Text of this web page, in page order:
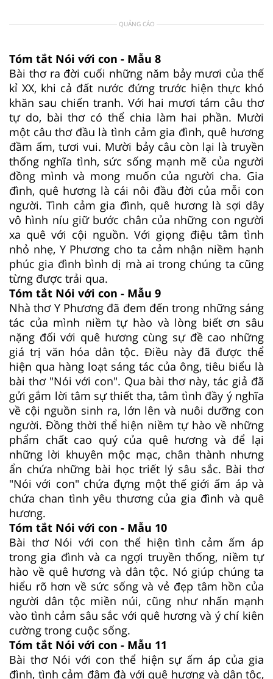
QUẢNG CÁO
Tóm tắt Nói với con - Mẫu 8
Bài thơ ra đời cuối những năm bảy mươi của thế
kỉ XX, khi cả đất nước đứng trước hiện thực khó
khăn sau chiến tranh. Với hai mươi tám câu thơ
tự do, bài thơ có thể chia làm hai phần. Mười
một câu thơ đầu là tình cảm gia đình, quê hương
đầm ấm, tươi vui. Mười bảy câu còn lại là truyền
thống nghĩa tình, sức sống mạnh mẽ của người
đồng mình và mong muốn của người cha. Gia
đình, quê hương là cái nôi đầu đời của mỗi con
người. Tình cảm gia đình, quê hương là sợi dây
vô hình níu giữ bước chân của những con người
xa quê với cội nguồn. Với giọng điệu tâm tình
nhỏ nhẹ, Y Phương cho ta cảm nhận niềm hạnh
phúc gia đình bình dị mà ai trong chúng ta cũng
từng được trải qua.
Tóm tắt Nói với con - Mẫu 9
Nhà thơ Y Phương đã đem đến trong những sáng
tác của mình niềm tự hào và lòng biết ơn sâu
nặng đối với quê hương cùng sự đề cao những
giá trị văn hóa dân tộc. Điều này đã được thể
hiện qua hàng loạt sáng tác của ông, tiêu biểu là
bài thơ "Nói với con". Qua bài thơ này, tác giả đã
gửi gắm lời tâm sự thiết tha, tâm tình đầy ý nghĩa
về cội nguồn sinh ra, lớn lên và nuôi dưỡng con
người. Đồng thời thể hiện niềm tự hào về những
phẩm chất cao quý của quê hương và để lại
những lời khuyên mộc mạc, chân thành nhưng
ẩn chứa những bài học triết lý sâu sắc. Bài thơ
"Nói với con" chứa đựng một thế giới ấm áp và
chứa chan tình yêu thương của gia đình và quê
hương.
Tóm tắt Nói với con - Mẫu 10
Bài thơ Nói với con thể hiện tình cảm ấm áp
trong gia đình và ca ngợi truyền thống, niềm tự
hào về quê hương và dân tộc. Nó giúp chúng ta
hiểu rõ hơn về sức sống và vẻ đẹp tâm hồn của
người dân tộc miền núi, cũng như nhấn mạnh
vào tình cảm sâu sắc với quê hương và ý chí kiên
cường trong cuộc sống.
Tóm tắt Nói với con - Mẫu 11
Bài thơ Nói với con thể hiện sự ấm áp của gia
đình, tình cảm đậm đà với quê hương và dân tộc,